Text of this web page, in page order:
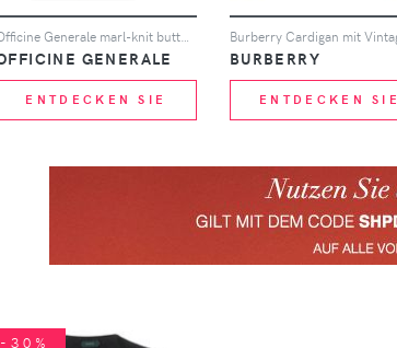
GENERALE
ENTDECKEN SIE
BURBERRY
ENTDECKEN SIE
-30%